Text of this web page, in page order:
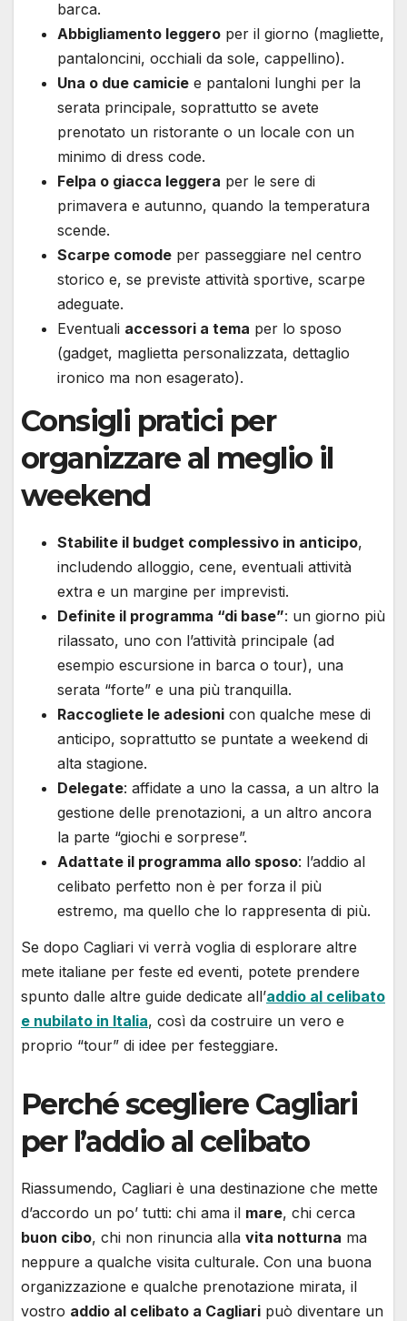
barca.
Abbigliamento leggero per il giorno (magliette,
pantaloncini, occhiali da sole, cappellino).
Una o due camicie e pantaloni lunghi per la
serata principale, soprattutto se avete
prenotato un ristorante o un locale con un
minimo di dress code.
Felpa o giacca leggera per le sere di
primavera e autunno, quando la temperatura
scende.
Scarpe comode per passeggiare nel centro
storico e, se previste attività sportive, scarpe
adeguate.
Eventuali accessori a tema per lo sposo
(gadget, maglietta personalizzata, dettaglio
ironico ma non esagerato).
Consigli pratici per
organizzare al meglio il
weekend
Stabilite il budget complessivo in anticipo,
includendo alloggio, cene, eventuali attività
extra e un margine per imprevisti.
Definite il programma “di base”: un giorno più
rilassato, uno con l’attività principale (ad
esempio escursione in barca o tour), una
serata “forte” e una più tranquilla.
Raccogliete le adesioni con qualche mese di
anticipo, soprattutto se puntate a weekend di
alta stagione.
Delegate: affidate a uno la cassa, a un altro la
gestione delle prenotazioni, a un altro ancora
la parte “giochi e sorprese”.
Adattate il programma allo sposo: l’addio al
celibato perfetto non è per forza il più
estremo, ma quello che lo rappresenta di più.
Se dopo Cagliari vi verrà voglia di esplorare altre
mete italiane per feste ed eventi, potete prendere
spunto dalle altre guide dedicate all’addio al celibato
e nubilato in Italia, così da costruire un vero e
proprio “tour” di idee per festeggiare.
Perché scegliere Cagliari
per l’addio al celibato
Riassumendo, Cagliari è una destinazione che mette
d’accordo un po’ tutti: chi ama il mare, chi cerca
buon cibo, chi non rinuncia alla vita notturna ma
neppure a qualche visita culturale. Con una buona
organizzazione e qualche prenotazione mirata, il
vostro addio al celibato a Cagliari può diventare un